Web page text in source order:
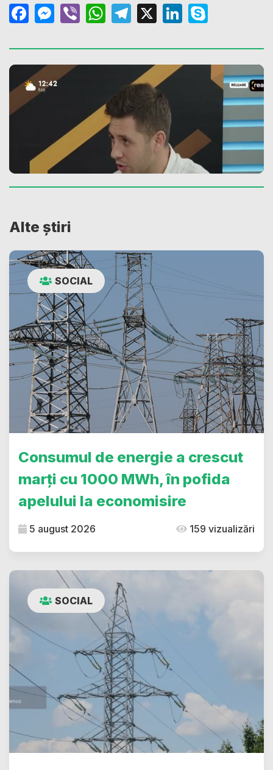
Facebook
Messenger
ViberWhatsApp
Telegram
X LinkedIn
Alte știri
SOCIAL
Consumul de energie a crescut
marți cu 1000 MWh, în pofida
apelului la economisire
5 august 2026 159 vizualizări
SOCIAL